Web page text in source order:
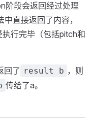
阶段会返回经过处理
直接返回了内容，
行完毕（包括pitch和
回了 result b ，则
传给了a。